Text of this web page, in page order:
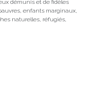
démunis et de fidèles
enfants marginaux,
naturelles, réfugiés,